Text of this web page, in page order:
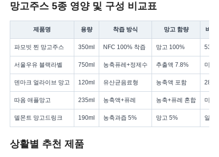
망고주스 5종 영양 및 구성 비교표
제품명 용량 착즙 방식 망고 함량 비타
파모빗 찐 망고주스 350ml NFC 100% 착즙 망고 100% 53mg
서울우유 블랙라벨 750ml 농축퓨레+정제수 추출액 7.8% 미표
덴마크 얼라이브 망고 120ml 유산균음료형 농축액 포함
따옴 애플망고 235ml 농축액+퓨레 농축+퓨레 혼합 미표
델몬트 망고드링크 190ml 농축과즙 5% 망고 5% 일부
상활별 추천 제품